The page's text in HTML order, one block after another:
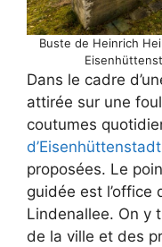
Buste de Heinrich
Dans le cadre
attirée sur une
coutumes
d’Eisenhüttenstadt
proposées. Le
guidée est l’office
Lindenallee. On y
de la ville et des